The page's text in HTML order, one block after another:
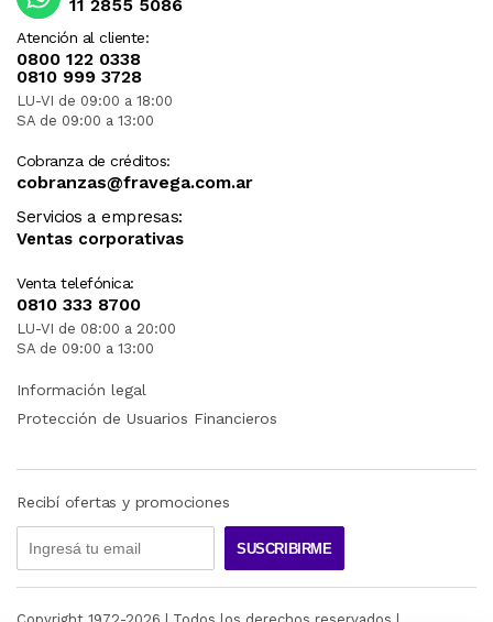
Atención al cliente:
0800 122 0338
0810 999 3728
LU-VI de 09:00 a 18:00
SA de 09:00 a 13:00
Cobranza de créditos:
cobranzas@fravega.com.ar
Servicios a empresas:
Ventas corporativas
Venta telefónica:
0810 333 8700
LU-VI de 08:00 a 20:00
SA de 09:00 a 13:00
11 2855 5086
Información legal
Protección de Usuarios Financieros
Recibí ofertas y promociones
SUSCRIBIRME